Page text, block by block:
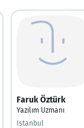
Faruk Öztürk
Yazılım Uzmanı
Istanbul